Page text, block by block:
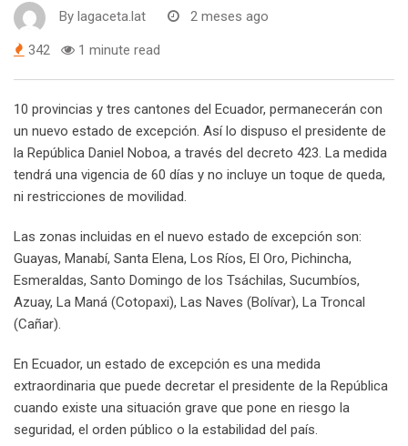
By lagaceta.lat 2 meses ago
342 1 minute read
10 provincias y tres cantones del Ecuador, permanecerán con
un nuevo estado de excepción. Así lo dispuso el presidente de
la República Daniel Noboa, a través del decreto 423. La medida
tendrá una vigencia de 60 días y no incluye un toque de queda,
ni restricciones de movilidad.
Las zonas incluidas en el nuevo estado de excepción son:
Guayas, Manabí, Santa Elena, Los Ríos, El Oro, Pichincha,
Esmeraldas, Santo Domingo de los Tsáchilas, Sucumbíos,
Azuay, La Maná (Cotopaxi), Las Naves (Bolívar), La Troncal
(Cañar).
En Ecuador, un estado de excepción es una medida
extraordinaria que puede decretar el presidente de la República
cuando existe una situación grave que pone en riesgo la
seguridad, el orden público o la estabilidad del país.